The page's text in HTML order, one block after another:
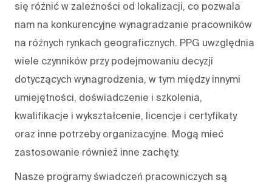
się różnić w zależności od lokalizacji, co pozwala
nam na konkurencyjne wynagradzanie pracowników
na różnych rynkach geograficznych. PPG uwzględnia
wiele czynników przy podejmowaniu decyzji
dotyczących wynagrodzenia, w tym między innymi
umiejętności, doświadczenie i szkolenia,
kwalifikacje i wykształcenie, licencje i certyfikaty
oraz inne potrzeby organizacyjne. Mogą mieć
zastosowanie również inne zachęty.
Nasze programy świadczeń pracowniczych są